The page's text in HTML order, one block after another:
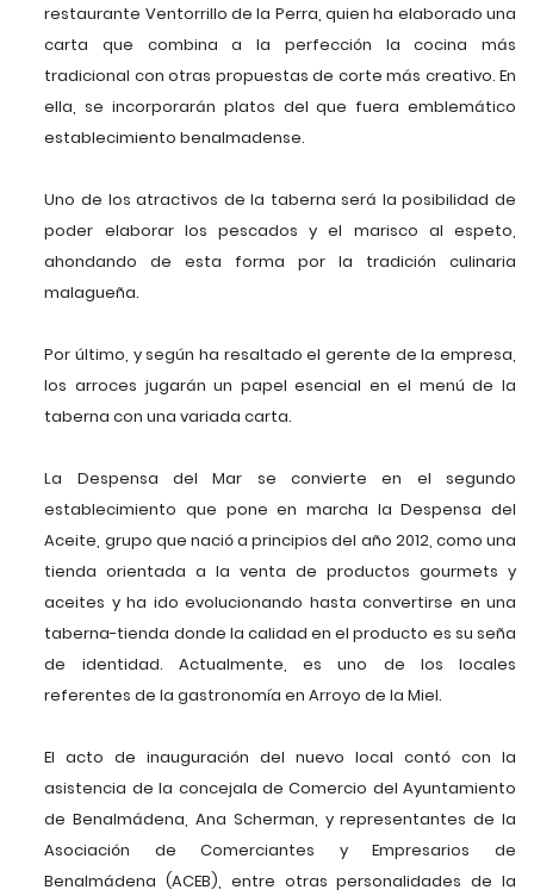
restaurante Ventorrillo de la Perra, quien ha elaborado una
carta que combina a la perfección la cocina más
tradicional con otras propuestas de corte más creativo. En
ella, se incorporarán platos del que fuera emblemático
establecimiento benalmadense.
Uno de los atractivos de la taberna será la posibilidad de
poder elaborar los pescados y el marisco al espeto,
ahondando de esta forma por la tradición culinaria
malagueña.
Por último, y según ha resaltado el gerente de la empresa,
los arroces jugarán un papel esencial en el menú de la
taberna con una variada carta.
La Despensa del Mar se convierte en el segundo
establecimiento que pone en marcha la Despensa del
Aceite, grupo que nació a principios del año 2012, como una
tienda orientada a la venta de productos gourmets y
aceites y ha ido evolucionando hasta convertirse en una
taberna-tienda donde la calidad en el producto es su seña
de identidad. Actualmente, es uno de los locales
referentes de la gastronomía en Arroyo de la Miel.
El acto de inauguración del nuevo local contó con la
asistencia de la concejala de Comercio del Ayuntamiento
de Benalmádena, Ana Scherman, y representantes de la
Asociación de Comerciantes y Empresarios de
Benalmádena (ACEB), entre otras personalidades de la